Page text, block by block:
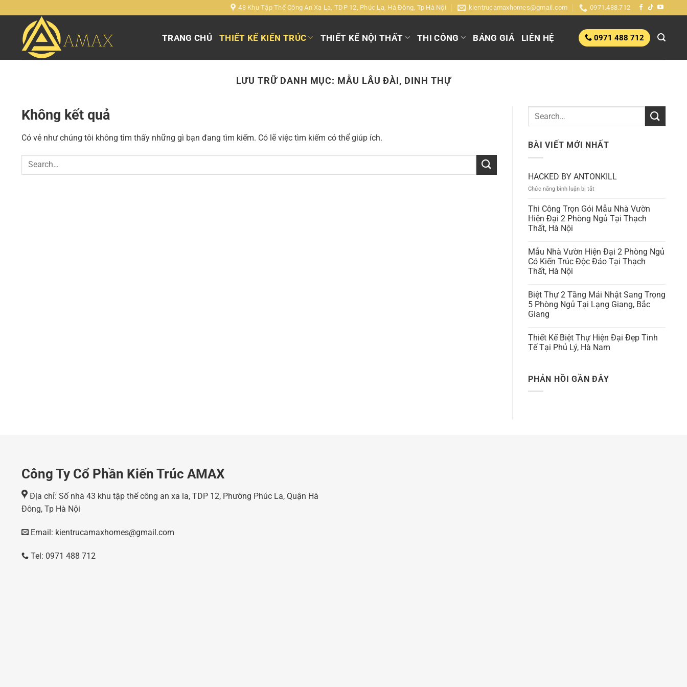
đến
43 Khu Tập Thể Công An Xa La, TDP 12, Phúc La, Hà Đông, Tp Hà Nội kientrucamaxhomes@gmail.com 0971.488.712
TRANG CHỦ THIẾT KẾ KIẾN TRÚC THIẾT KẾ NỘI THẤT THI CÔNG BẢNG GIÁ LIÊN HỆ 0971 488 712
LƯU TRỮ DANH MỤC: MẪU LÂU ĐÀI, DINH THỰ
Không kết quả
Có vẻ như chúng tôi không tìm thấy những gì bạn đang tìm kiếm. Có lẽ việc tìm kiếm có thể giúp ích.
BÀI VIẾT MỚI NHẤT
HACKED BY ANTONKILL
Chức năng bình luận bị tắt
BY
ANTONKILL
Thi Công Trọn Gói Mẫu Nhà Vườn
Hiện Đại 2 Phòng Ngủ Tại Thạch
Thất, Hà Nội
Mẫu Nhà Vườn Hiện Đại 2 Phòng Ngủ
Có Kiến Trúc Độc Đáo Tại Thạch
Thất, Hà Nội
Biệt Thự 2 Tầng Mái Nhật Sang Trọng
5 Phòng Ngủ Tại Lạng Giang, Bắc
Giang
Thiết Kế Biệt Thự Hiện Đại Đẹp Tinh
Tế Tại Phủ Lý, Hà Nam
PHẢN HỒI GẦN ĐÂY
Công Ty Cổ Phần Kiến Trúc AMAX
Địa chỉ: Số nhà 43 khu tập thể công an xa la, TDP 12, Phường Phúc La, Quận Hà
Đông, Tp Hà Nội
Email: kientrucamaxhomes@gmail.com
Tel: 0971 488 712